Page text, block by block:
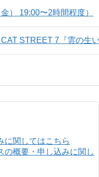
） 19:00〜2時間程度）
STREET 7『雲の生
の概要・申し込みに関し